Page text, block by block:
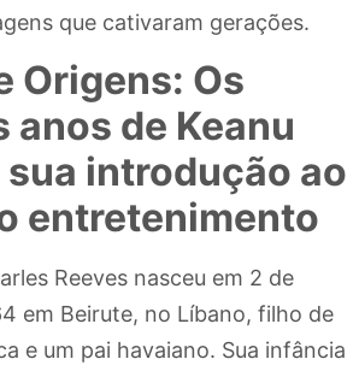
que cativaram gerações.
Origens: Os
anos de Keanu
sua introdução ao
entretenimento
Reeves nasceu em 2 de
em Beirute, no Líbano, filho de
e um pai havaiano. Sua infância